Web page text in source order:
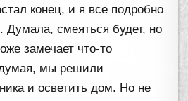
конец, и я все подробно
Думала, смеяться будет, но
замечает что-то
мы решили
и осветить дом. Но не